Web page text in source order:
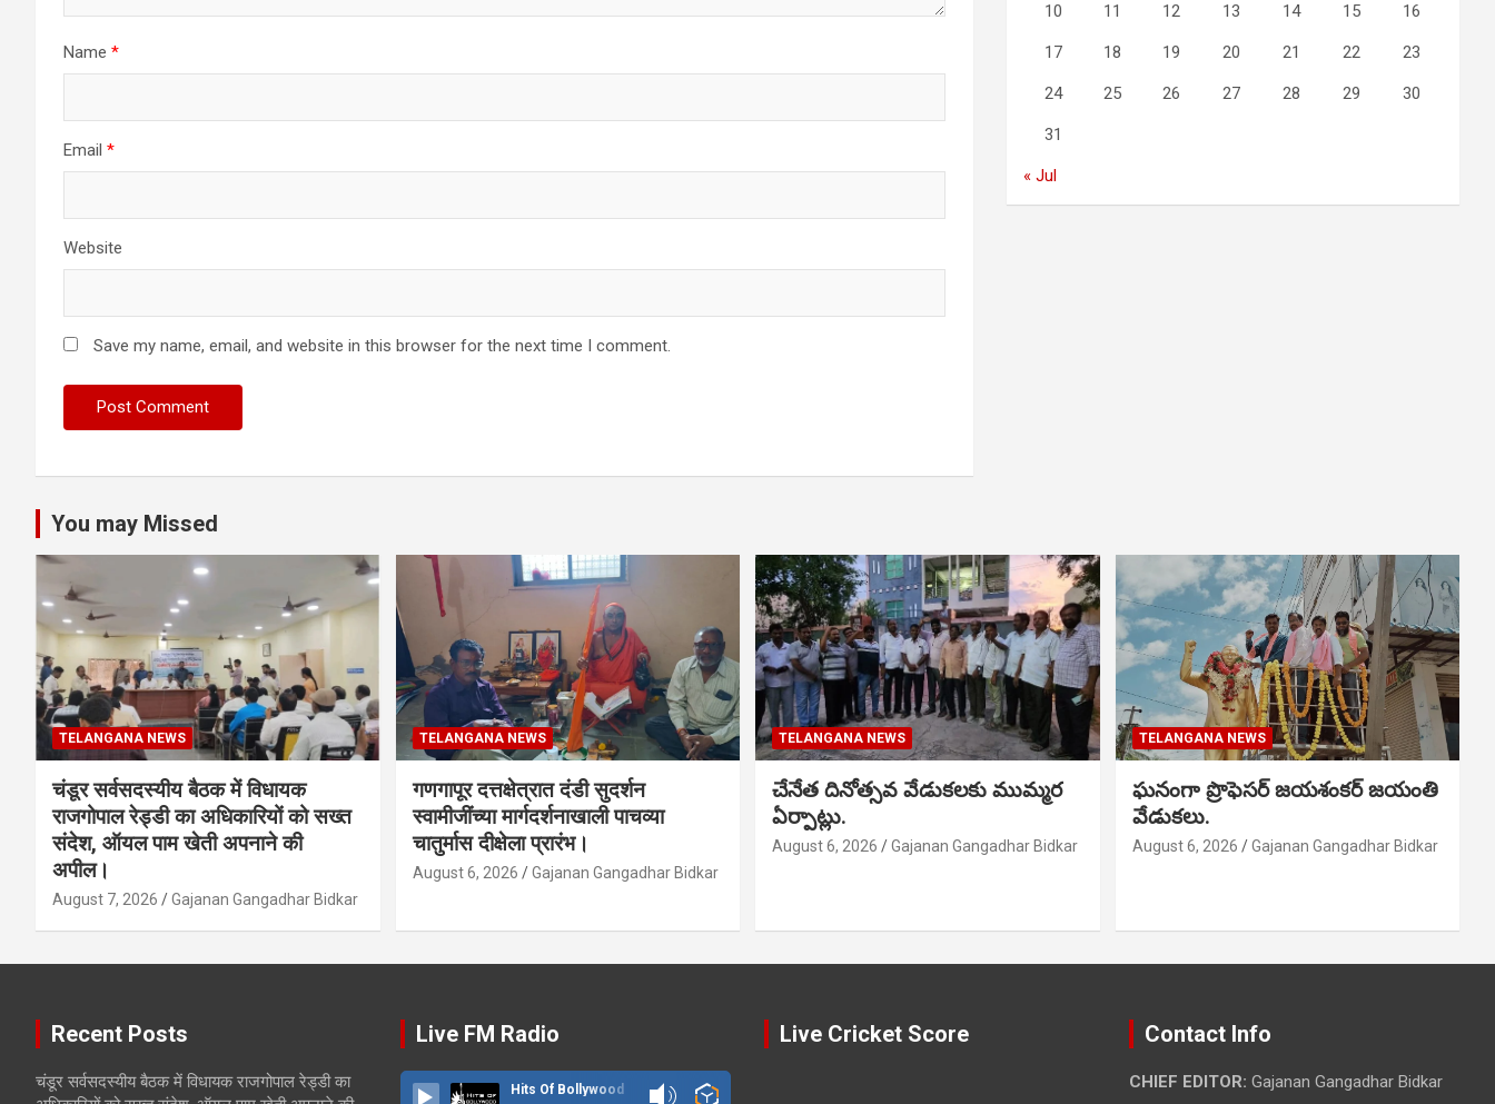
Name *
Email *
Website
Save my name, email, and website in this browser for the next time I comment.
10 11 12 13 14 15 16
17 18 19 20 21 22 23
24 25 26 27 28 29 30
31
« Jul
You may Missed
TELANGANA NEWS
चंडूर सर्वसदस्यीय बैठक में विधायक
राजगोपाल रेड्डी का अधिकारियों को सख्त
संदेश, ऑयल पाम खेती अपनाने की
अपील।
August 7, 2026 Gajanan Gangadhar Bidkar
TELANGANA NEWS
गणगापूर दत्तक्षेत्रात दंडी सुदर्शन
स्वामीजींच्या मार्गदर्शनाखाली पाचव्या
चातुर्मास दीक्षेला प्रारंभ।
August 6, 2026 Gajanan Gangadhar Bidkar
TELANGANA NEWS
చేనేత దినోత్సవ వేడుకలకు ముమ్మర
ఏర్పాట్లు.
August 6, 2026 Gajanan Gangadhar Bidkar
TELANGANA NEWS
ఘనంగా ప్రొఫెసర్ జయశంకర్ జయంతి
వేడుకలు.
August 6, 2026 Gajanan Gangadhar Bidkar
Recent Posts
चंडूर सर्वसदस्यीय बैठक में विधायक राजगोपाल रेड्डी का
Live FM Radio
Hits Of Bollywood
Live Cricket Score Contact Info
CHIEF EDITOR: Gajanan Gangadhar Bidkar